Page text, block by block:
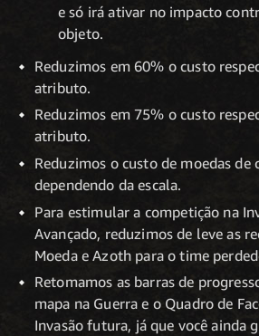
e só irá ativar no impacto
objeto.
Reduzimos em 60% o custo
atributo.
Reduzimos em 75% o custo
atributo.
Reduzimos o custo de moedas
dependendo da escala.
Para estimular a competição na
Avançado, reduzimos de leve as
Moeda e Azoth para o time
Retomamos as barras de
mapa na Guerra e o Quadro de
Invasão futura, já que você ainda